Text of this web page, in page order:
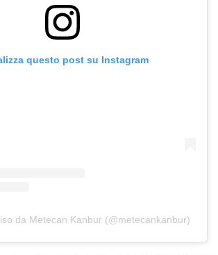
questo post su Instagram
da Metecan Kanbur (@metecankanbur)